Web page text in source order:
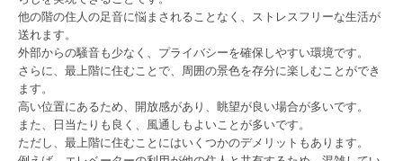
他の階の住人の足音に悩まされることなく、ストレスフリーな生活が
送れます。
外部からの騒音も少なく、プライバシーを確保しやすい環境です。
さらに、最上階に住むことで、周囲の景色を存分に楽しむことができ
ます。
高い位置にあるため、開放感があり、眺望が良い場合が多いです。
また、日当たりも良く、風通しもよいことが多いです。
ただし、最上階に住むことにはいくつかのデメリットもあります。